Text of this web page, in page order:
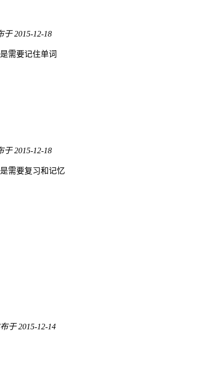
于 2015-12-18
需要记住单词
于 2015-12-18
需要复习和记忆
于 2015-12-14